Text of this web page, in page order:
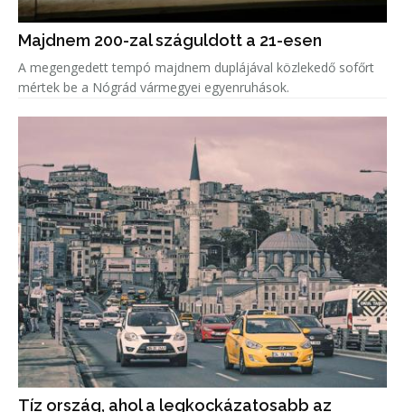
Majdnem 200-zal száguldott a 21-esen
A megengedett tempó majdnem duplájával közlekedő sofőrt
mértek be a Nógrád vármegyei egyenruhások.
Tíz ország, ahol a legkockázatosabb az